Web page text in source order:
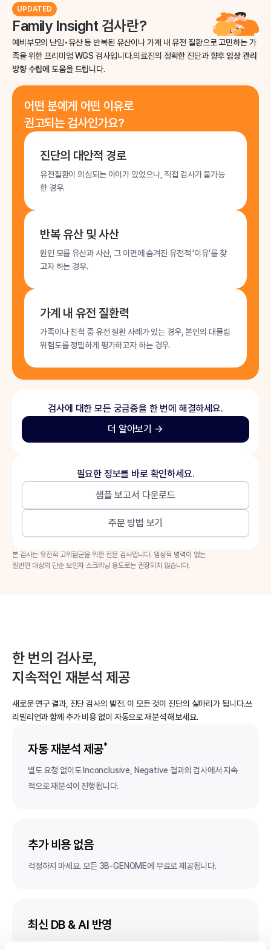
UPDATED
Family Insight 검사란?
예비부모의 난임•유산 등 반복된 유산이나 가계 내 유전 질환으로 고민하는 가
족을 위한 프리미엄 WGS 검사입니다.의료진의 정확한 진단과 향후임상 관리
방향 수립에 도움을 드립니다.
어떤 분에게 어떤 이유로
권고되는 검사인가요?
진단의 대안적 경로
유전질환이 의심되는 아이가 있었으나, 직접 검사가 불가능
한 경우.
반복 유산 및 사산
원인 모를 유산과 사산, 그 이면에 숨겨진 유전적 '이유'를 찾
고자 하는 경우.
가계 내 유전 질환력
가족이나 친척 중 유전 질환 사례가 있는 경우, 본인의 대물림
위험도를 정밀하게 평가하고자 하는 경우.
검사에 대한 모든 궁금증을 한 번에 해결하세요.
더 알아보기 →
필요한 정보를 바로 확인하세요.
샘플 보고서 다운로드
주문 방법 보기
본 검사는 유전적 고위험군을 위한 전문 검사입니다. 임상적 병력이 없는
일반인 대상의 단순 보인자 스크리닝 용도로는 권장되지 않습니다.
한 번의 검사로,
지속적인 재분석 제공
새로운 연구 결과, 진단 검사의 발전. 이 모든 것이 진단의 실마리가 됩니다.쓰
리빌리언과 함께 추가 비용 없이 자동으로 재분석 해보세요.
자동 재분석 제공*
별도 요청 없이도 Inconclusive, Negative 결과의 검사에서 지속
적으로 재분석이 진행됩니다.
추가 비용 없음
걱정하지 마세요. 모든 3B-GENOME에 무료로 제공됩니다.
최신 DB & AI 반영